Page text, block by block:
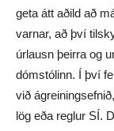
geta átt aðild að
varnar, að því
úrlausn þeirra og
dómstólinn. Í því
við
lög eða reglur SÍ.